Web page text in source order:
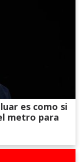
es como si
metro para